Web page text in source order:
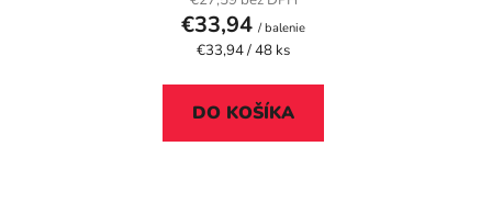
€33,94 / balenie
Jednotková
€33,94 / 48 ks
DO KOŠÍKA